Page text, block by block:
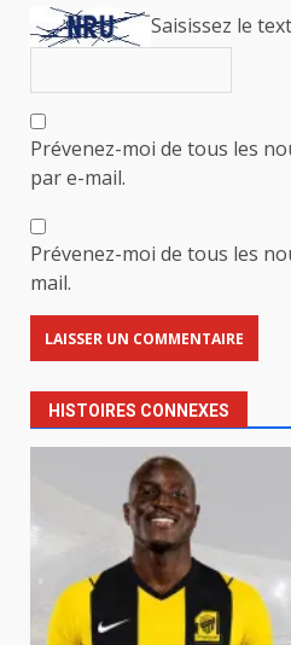
Saisissez le
Prévenez-moi de tous les
par e-mail.
Prévenez-moi de tous les
mail.
HISTOIRES CONNEXES